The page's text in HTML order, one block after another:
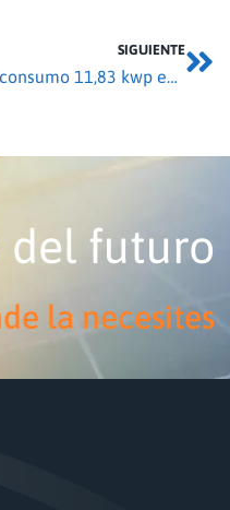
SIGUIENTE
Instalación de autoconsumo 11,83 kwp en Bretó
del futuro
la necesites